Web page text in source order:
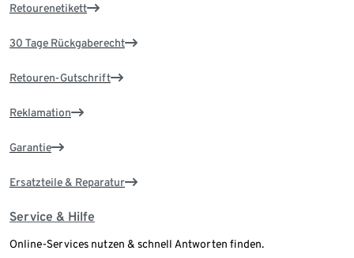
Retourenetikett
30 Tage Rückgaberecht
Retouren-Gutschrift
Reklamation
Garantie
Ersatzteile & Reparatur
Service & Hilfe
Online-Services nutzen & schnell Antworten finden.